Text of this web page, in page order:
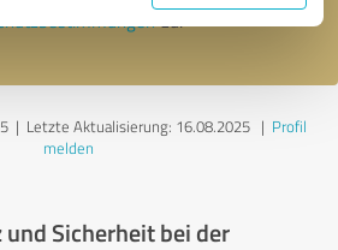
zu.
| Letzte Aktualisierung: 16.08.2025| Profil
melden
Sicherheit bei der